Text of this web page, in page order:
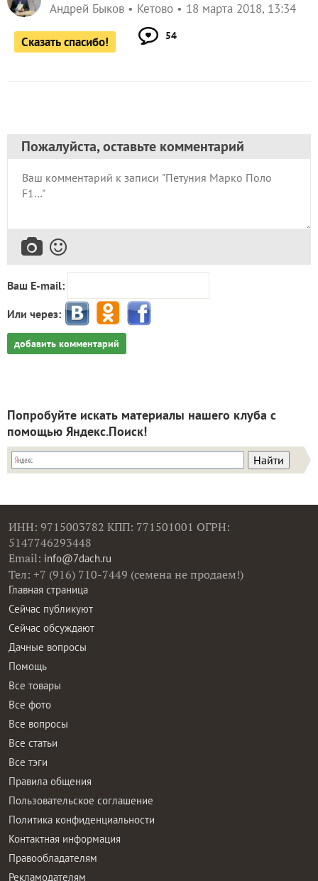
Андрей Быков Кетово 18 марта 2018, 13:34
Сказать спасибо! 54
Пожалуйста, оставьте комментарий
Ваш E-mail:
Или через:
добавить комментарий
Попробуйте искать материалы нашего клуба с
помощью Яндекс.Поиск!
ИНН: 9715003782 КПП: 771501001 ОГРН:
5147746293448
Email: info@7dach.ru
Тел: +7 (916) 710-7449 (семена не продаем!)
Главная страница
Сейчас публикуют
Сейчас обсуждают
Дачные вопросы
Помощь
Все товары
Все фото
Все вопросы
Все статьи
Все тэги
Правила общения
Пользовательское соглашение
Политика конфиденциальности
Контактная информация
Правообладателям
Рекламодателям